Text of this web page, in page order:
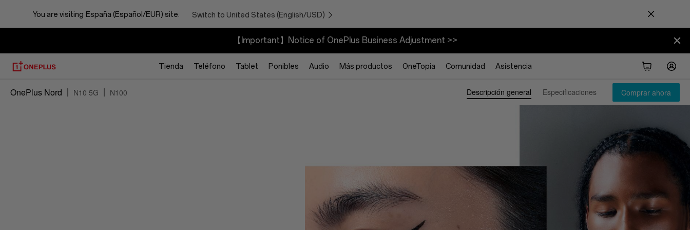
You are visiting España (Español/EUR) site. Switch to United States (English/USD)
【Important】Notice of OnePlus Business Adjustment >>
Tienda Teléfono Tablet Ponibles Audio Más productos OneTopia Comunidad Asistencia
OnePlus Nord N10 5G N100 Descripción general Diseño Camera Rendimiento
Especificaciones Comprar ahora